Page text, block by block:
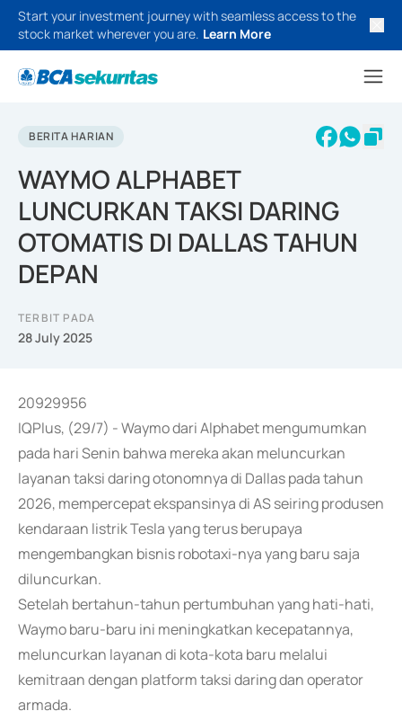
Start your investment journey with seamless access to the
stock market wherever you are. Learn More
BERITA HARIAN
WAYMO ALPHABET
LUNCURKAN TAKSI DARING
OTOMATIS DI DALLAS TAHUN
DEPAN
TERBIT PADA
28 July 2025
20929956
IQPlus, (29/7) - Waymo dari Alphabet mengumumkan
pada hari Senin bahwa mereka akan meluncurkan
layanan taksi daring otonomnya di Dallas pada tahun
2026, mempercepat ekspansinya di AS seiring produsen
kendaraan listrik Tesla yang terus berupaya
mengembangkan bisnis robotaxi-nya yang baru saja
diluncurkan.
Setelah bertahun-tahun pertumbuhan yang hati-hati,
Waymo baru-baru ini meningkatkan kecepatannya,
meluncurkan layanan di kota-kota baru melalui
kemitraan dengan platform taksi daring dan operator
armada.